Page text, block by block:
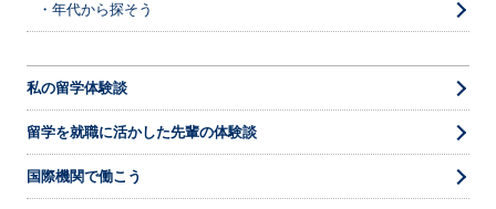
・年代から探そう
私の留学体験談
留学を就職に活かした先輩の体験談
国際機関で働こう